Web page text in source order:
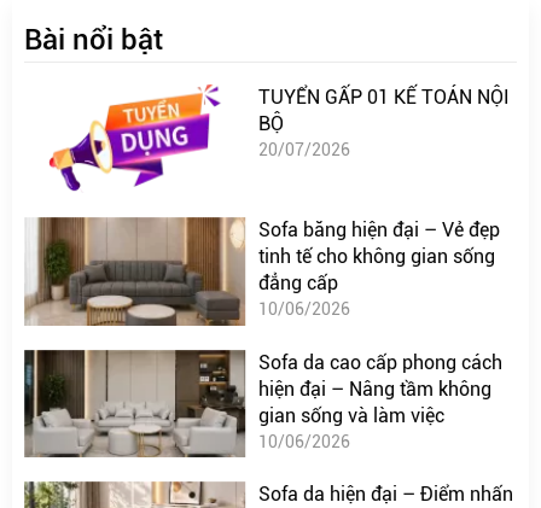
Bài nổi bật
TUYỂN GẤP 01 KẾ TOÁN NỘI
BỘ
20/07/2026
Sofa băng hiện đại – Vẻ đẹp
tinh tế cho không gian sống
đẳng cấp
10/06/2026
Sofa da cao cấp phong cách
hiện đại – Nâng tầm không
gian sống và làm việc
10/06/2026
Sofa da hiện đại – Điểm nhấn